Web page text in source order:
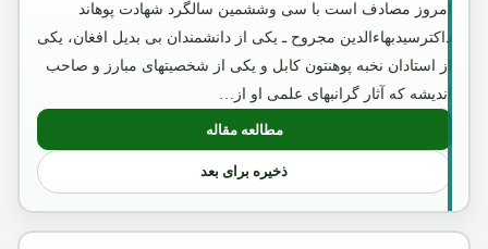
امروز مصادف است با سی وششمین سالگرد شهادت پوهاند
داکترسیدبهاءالدین مجروح ـ یکی از دانشمندان بی بدیل افغان، یکی
از استادان نخبه پوهنتون کابل و یکی از شخصیتهای مبارز و صاحب
اندیشه که آثار گرانبهای علمی او از…
مطالعه مقاله: "اژدهای خودی" ـ اثر همشه ماندگار
ذخیره برای بعد